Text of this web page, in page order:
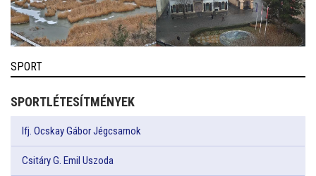
SPORT
SPORTLÉTESÍTMÉNYEK
Ifj. Ocskay Gábor Jégcsarnok
Csitáry G. Emil Uszoda